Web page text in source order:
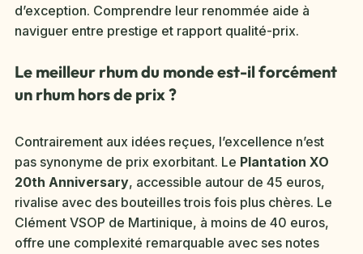
d’exception. Comprendre leur renommée aide à
naviguer entre prestige et rapport qualité-prix.
Le meilleur rhum du monde est-il forcément
un rhum hors de prix ?
Contrairement aux idées reçues, l’excellence n’est
pas synonyme de prix exorbitant. Le Plantation XO
20th Anniversary, accessible autour de 45 euros,
rivalise avec des bouteilles trois fois plus chères. Le
Clément VSOP de Martinique, à moins de 40 euros,
offre une complexité remarquable avec ses notes